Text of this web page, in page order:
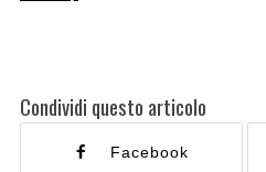
Condividi questo articolo
Facebook